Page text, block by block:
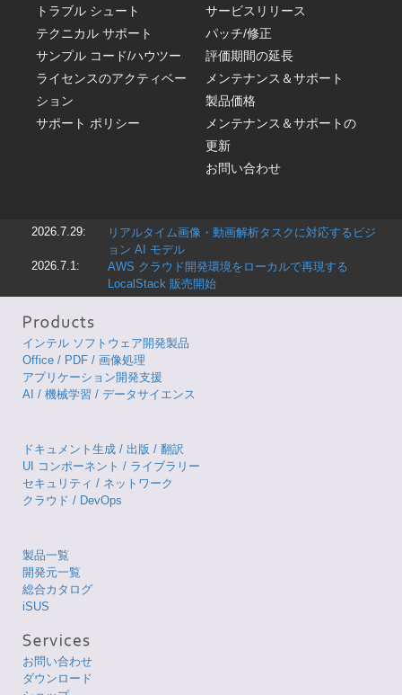
トラブル シュート
テクニカル サポート
サンプル コード/ハウツー
ライセンスのアクティベー
ション
サポート ポリシー
サービスリリース
パッチ/修正
評価期間の延長
メンテナンス＆サポート
製品価格
メンテナンス＆サポートの
更新
お問い合わせ
2026.7.29:
リアルタイム画像・動画解析タスクに対応するビジ
ョン AI モデル
2026.7.1:
AWS クラウド開発環境をローカルで再現する
LocalStack 販売開始
インテル ソフトウェア開発製品
Office / PDF / 画像処理
アプリケーション開発支援
AI / 機械学習 / データサイエンス
ドキュメント生成 / 出版 / 翻訳
UI コンポーネント / ライブラリー
セキュリティ / ネットワーク
クラウド / DevOps
製品一覧
開発元一覧
総合カタログ
iSUS
お問い合わせ
ダウンロード